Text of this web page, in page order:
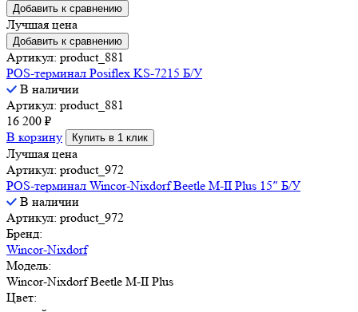
Добавить к сравнению
Лучшая цена
Добавить к сравнению
Артикул: product_881
POS-терминал Posiflex KS-7215 Б/У
В наличии
Артикул: product_881
16 200 ₽
В корзину
Купить в 1 клик
Лучшая цена
Артикул: product_972
POS-терминал Wincor-Nixdorf Beetle M-II Plus 15″ Б/У
В наличии
Артикул: product_972
Бренд:
Wincor-Nixdorf
Модель:
Wincor-Nixdorf Beetle M-II Plus
Цвет: